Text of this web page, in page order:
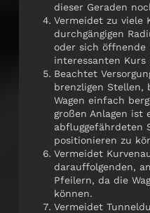
dieser Geraden
Vermeidet zu viele
durchgängigen
oder sich öffnende
interessanten Kurs
Beachtet
brenzligen
Wagen einfach
großen Anlagen ist
abfluggefährdeten
positionieren zu
Vermeidet
darauffolgenden,
Pfeilern, da die
können.
Vermeidet